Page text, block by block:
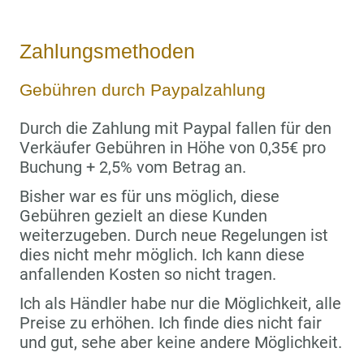
Zahlungsmethoden
Gebühren durch Paypalzahlung
Durch die Zahlung mit Paypal fallen für den
Verkäufer Gebühren in Höhe von 0,35€ pro
Buchung + 2,5% vom Betrag an.
Bisher war es für uns möglich, diese
Gebühren gezielt an diese Kunden
weiterzugeben. Durch neue Regelungen ist
dies nicht mehr möglich. Ich kann diese
anfallenden Kosten so nicht tragen.
Ich als Händler habe nur die Möglichkeit, alle
Preise zu erhöhen. Ich finde dies nicht fair
und gut, sehe aber keine andere Möglichkeit.